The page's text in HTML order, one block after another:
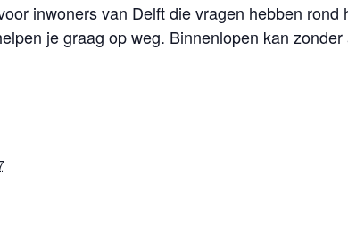
inwoners van Delft die vragen hebben rond
je graag op weg. Binnenlopen kan zonder